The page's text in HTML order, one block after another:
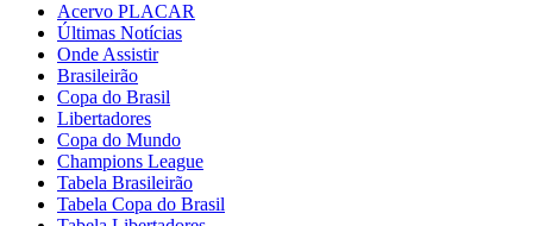
Acervo PLACAR
Últimas Notícias
Onde Assistir
Brasileirão
Copa do Brasil
Libertadores
Copa do Mundo
Champions League
Tabela Brasileirão
Tabela Copa do Brasil